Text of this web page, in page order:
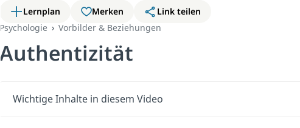
Lernplan Merken
Link teilen
Psychologie
Vorbilder & Beziehungen
Authentizität
Wichtige Inhalte in diesem Video